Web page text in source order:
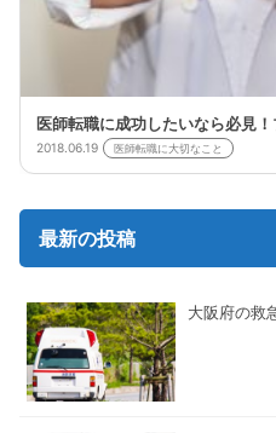
医師転職に成功したいなら必見
2018.06.19 医師転職に大切なこと
最新の投稿
大阪府の救